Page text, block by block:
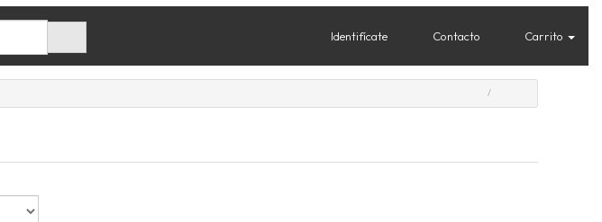
Identifícate Contacto Carrito